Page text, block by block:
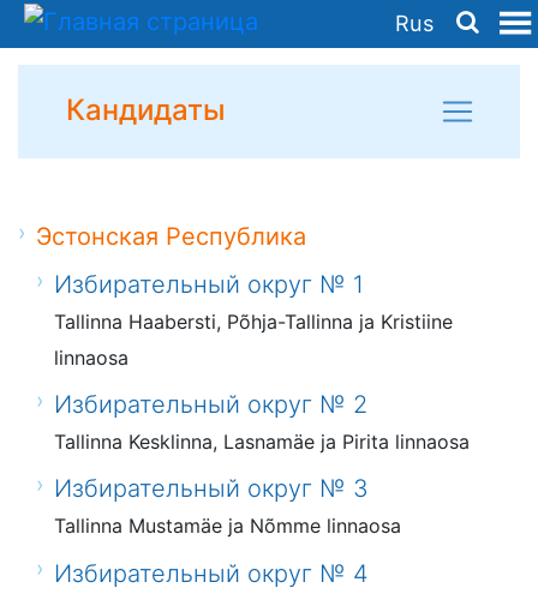
Rus
Кандидаты
Эстонская Республика
Избирательный округ № 1
Tallinna Haabersti, Põhja-Tallinna ja Kristiine
linnaosa
Избирательный округ № 2
Tallinna Kesklinna, Lasnamäe ja Pirita linnaosa
Избирательный округ № 3
Tallinna Mustamäe ja Nõmme linnaosa
Избирательный округ № 4